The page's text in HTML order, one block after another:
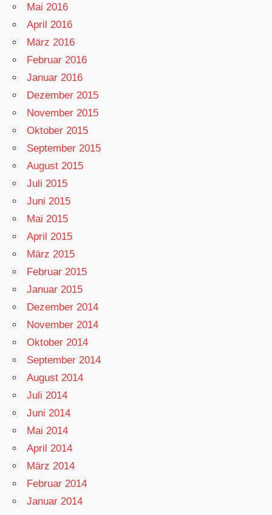
Mai 2016
April 2016
März 2016
Februar 2016
Januar 2016
Dezember 2015
November 2015
Oktober 2015
September 2015
August 2015
Juli 2015
Juni 2015
Mai 2015
April 2015
März 2015
Februar 2015
Januar 2015
Dezember 2014
November 2014
Oktober 2014
September 2014
August 2014
Juli 2014
Juni 2014
Mai 2014
April 2014
März 2014
Februar 2014
Januar 2014